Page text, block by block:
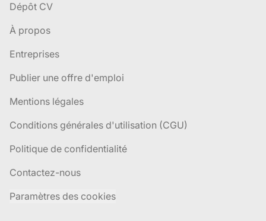
Dépôt CV
À propos
Entreprises
Publier une offre d'emploi
Mentions légales
Conditions générales d'utilisation (CGU)
Politique de confidentialité
Contactez-nous
Paramètres des cookies